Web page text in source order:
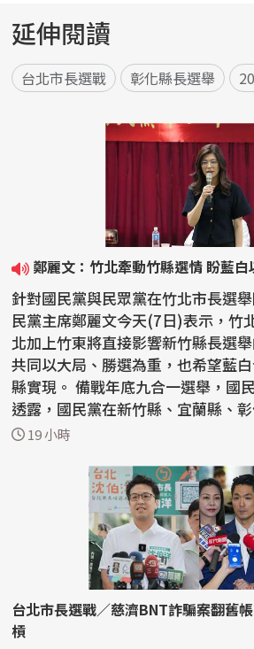
延伸閱讀
台北市長選戰 彰化縣長選舉
鄭麗文：竹北牽動竹縣選情 盼藍
針對國民黨與民眾黨在竹北市長選
民黨主席鄭麗文今天(7日)表示，竹
北加上竹東將直接影響新竹縣長選
共同以大局、勝選為重，也希望藍
縣實現。 備戰年底九合一選舉，國民黨主席鄭麗文日前
透露，國民黨在新竹縣、宜蘭縣、
市長...
19 小時
台北市長選戰／慈濟BNT詐騙案翻舊
槓